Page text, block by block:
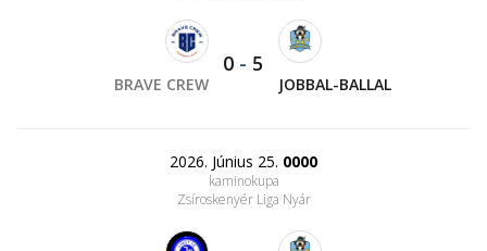
BRAVE CREW
0 - 5
JOBBAL-BALLAL
2026. Június 25. 0000
kaminokupa
Zsíroskenyér Liga Nyár